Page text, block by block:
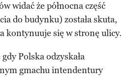
widać że północna część
do budynku) została skuta,
kontynuuje się w stronę ulicy.
Polska odzyskała
gmachu intendentury